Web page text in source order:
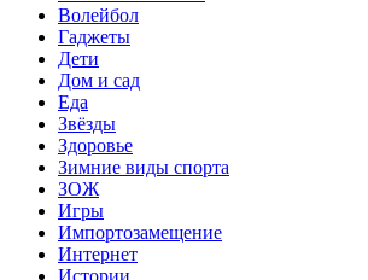
Волейбол
Гаджеты
Дети
Дом и сад
Еда
Звёзды
Здоровье
Зимние виды спорта
ЗОЖ
Игры
Импортозамещение
Интернет
Истории